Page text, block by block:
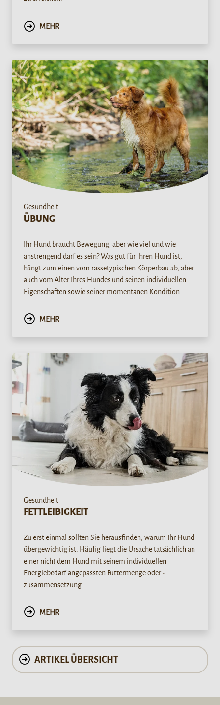
MEHR
Gesundheit
ÜBUNG
Ihr Hund braucht Bewegung, aber wie viel und wie
anstrengend darf es sein? Was gut für Ihren Hund ist,
hängt zum einen vom rassetypischen Körperbau ab, aber
auch vom Alter Ihres Hundes und seinen individuellen
Eigenschaften sowie seiner momentanen Kondition.
MEHR
Gesundheit
FETTLEIBIGKEIT
Zu erst einmal sollten Sie herausfinden, warum Ihr Hund
übergewichtig ist. Häufig liegt die Ursache tatsächlich an
einer nicht dem Hund mit seinem individuellen
Energiebedarf angepassten Futtermenge oder -
zusammensetzung.
MEHR
ARTIKEL ÜBERSICHT